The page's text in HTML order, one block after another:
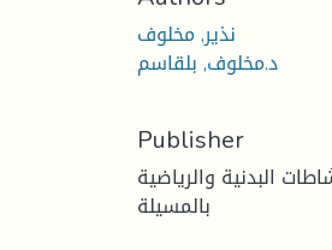
نذير, مخلوف
د.مخلوف, بلقاسم
Publisher
البدنية والرياضية
بالمسيلة